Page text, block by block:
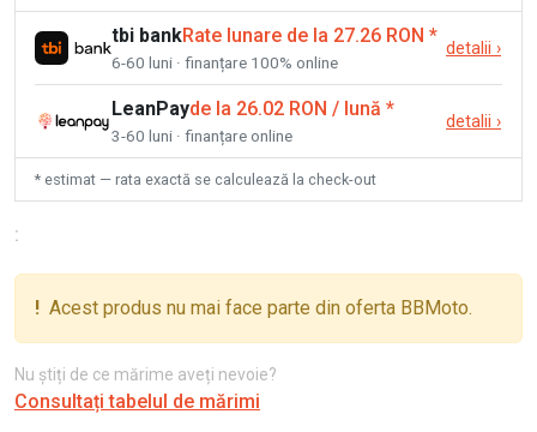
tbi bankRate lunare de la 27.26 RON *
6-60 luni · finanțare 100% online
detalii ›
LeanPayde la 26.02 RON / lună *
3-60 luni · finanțare online
detalii ›
* estimat — rata exactă se calculează la check-out
:
! Acest produs nu mai face parte din oferta BBMoto.
Nu știți de ce mărime aveți nevoie?
Consultați tabelul de mărimi